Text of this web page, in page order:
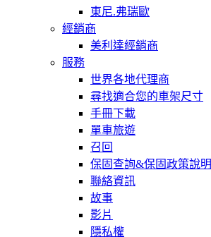
東尼.弗瑞歐
經銷商
美利達經銷商
服務
世界各地代理商
尋找適合您的車架尺寸
手冊下載
單車旅遊
召回
保固查詢&保固政策說明
聯絡資訊
故事
影片
隱私權